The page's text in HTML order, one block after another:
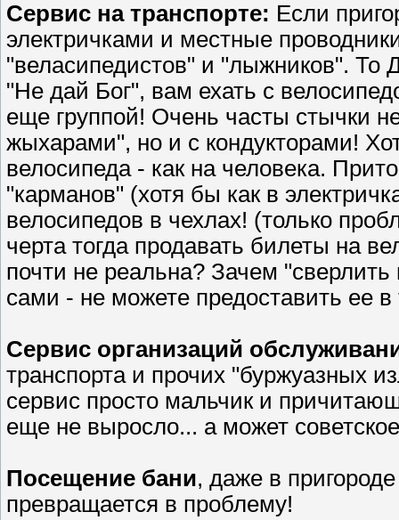
Сервис на транспорте: Если
электричками и местные
"веласипедистов" и "лыжников".
"Не дай Бог", вам ехать с
еще группой! Очень часты стычки
жыхарами", но и с кондукторами!
велосипеда - как на человека.
"карманов" (хотя бы как в
велосипедов в чехлах! (только
черта тогда продавать билеты на
почти не реальна? Зачем
сами - не можете предоставить ее
Сервис организаций
транспорта и прочих "буржуазных
сервис просто мальчик и
еще не выросло... а может
Посещение бани, даже в
превращается в проблему!